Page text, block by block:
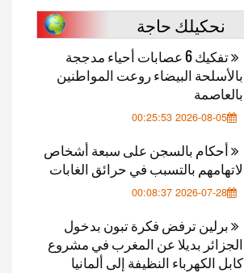
نحكيلك حاجة
تفكيك 6 عصابات أحياء مدججة
بالأسلحة البيضاء روعت المواطنين
بالعاصمة
2026-08-05 00:25:53
أحكام بالسجن على سبعة أشخاص
لاتهامهم بالتسبب في حرائق الغابات
2026-07-28 00:08:37
برلين ترفض فكرة تبون بدخول
الجزائر بديلا عن المغرب في مشروع
كابل الكهرباء النظيفة إلى ألمانيا